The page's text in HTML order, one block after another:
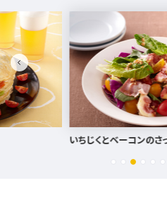
ローズマリー風味の焼